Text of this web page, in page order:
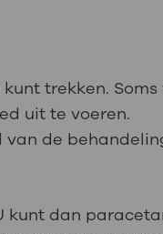
trekken.
uit te voeren.
de
kunt dan